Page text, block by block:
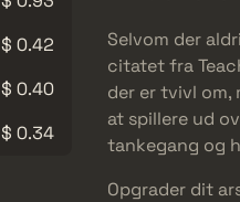
$ 0.42
$ 0.40
$ 0.34
Selvom der
citatet fra
der er tvivl om,
at spillere ud
tankegang og
Opgrader dit